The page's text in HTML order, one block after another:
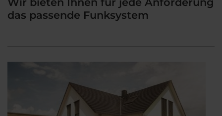
das passende Funksystem